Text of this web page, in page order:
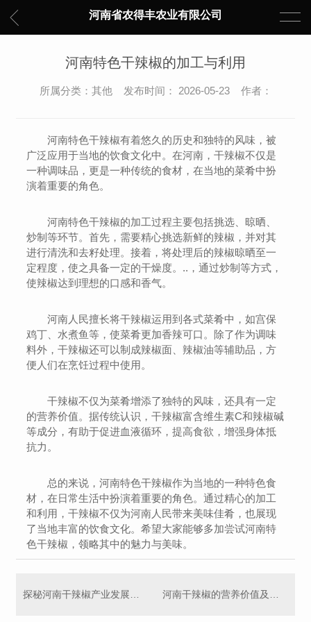
河南省农得丰农业有限公司
河南特色干辣椒的加工与利用
所属分类：其他 发布时间： 2026-05-23 作者：
河南特色干辣椒有着悠久的历史和独特的风味，被
广泛应用于当地的饮食文化中。在河南，干辣椒不仅是
一种调味品，更是一种传统的食材，在当地的菜肴中扮
演着重要的角色。
河南特色干辣椒的加工过程主要包括挑选、晾晒、
炒制等环节。首先，需要精心挑选新鲜的辣椒，并对其
进行清洗和去籽处理。接着，将处理后的辣椒晾晒至一
定程度，使之具备一定的干燥度。..，通过炒制等方式，
使辣椒达到理想的口感和香气。
河南人民擅长将干辣椒运用到各式菜肴中，如宫保
鸡丁、水煮鱼等，使菜肴更加香辣可口。除了作为调味
料外，干辣椒还可以制成辣椒面、辣椒油等辅助品，方
便人们在烹饪过程中使用。
干辣椒不仅为菜肴增添了独特的风味，还具有一定
的营养价值。据传统认识，干辣椒富含维生素C和辣椒碱
等成分，有助于促进血液循环，提高食欲，增强身体抵
抗力。
总的来说，河南特色干辣椒作为当地的一种特色食
材，在日常生活中扮演着重要的角色。通过精心的加工
和利用，干辣椒不仅为河南人民带来美味佳肴，也展现
了当地丰富的饮食文化。希望大家能够多加尝试河南特
色干辣椒，领略其中的魅力与美味。